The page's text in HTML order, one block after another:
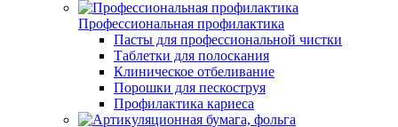
Профессиональная профилактика
Пасты для профессиональной чистки
Таблетки для полоскания
Клиническое отбеливание
Порошки для пескоструя
Профилактика кариеса